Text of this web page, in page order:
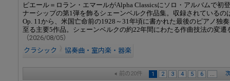
ピエール＝ロラン・エマールがAlpha Classicsにソロ・アルバムで初
ナーシップの第1弾を飾るシェーンベルク作品集。収録されているの
Op. 11から、米国亡命前の1928～31年頃に書かれた最後のピアノ独
至る主要5作品。シェーンベルクの約22年間にわたる作曲技法の変遷
（2026/08/05）
クラシック
協奏曲・室内楽・器楽
前の20件 1 2 3 4 5 6 ...